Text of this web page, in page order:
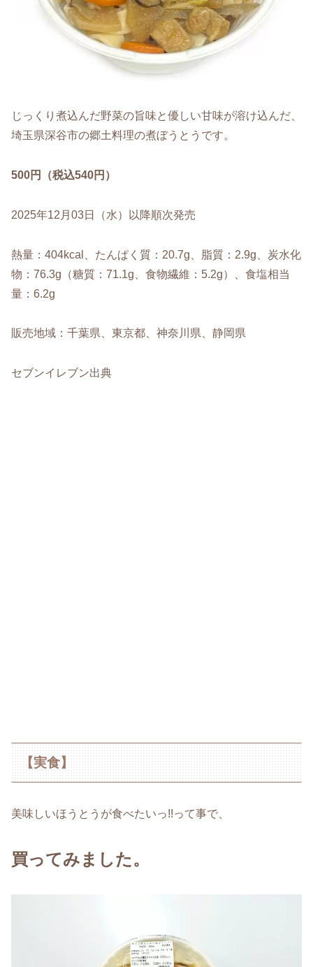
じっくり煮込んだ野菜の旨味と優しい甘味が溶け込んだ、
埼玉県深谷市の郷土料理の煮ぼうとうです。
500円（税込540円）
2025年12月03日（水）以降順次発売
熱量：404kcal、たんぱく質：20.7g、脂質：2.9g、炭水化
物：76.3g（糖質：71.1g、食物繊維：5.2g）、食塩相当
量：6.2g
販売地域：千葉県、東京都、神奈川県、静岡県
セブンイレブン出典
【実食】
美味しいほうとうが食べたいっ!!って事で、
買ってみました。